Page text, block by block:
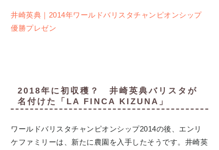
井崎英典｜2014年ワールドバリスタチャンピオンシップ
優勝プレゼン
2018年に初収穫？ 井崎英典バリスタが
名付けた「LA FINCA KIZUNA」
ワールドバリスタチャンピオンシップ2014の後、エンリ
ケファミリーは、新たに農園を入手したそうです。井崎英